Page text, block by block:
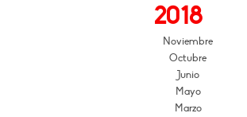
2018
Noviembre
Octubre
Junio
Mayo
Marzo